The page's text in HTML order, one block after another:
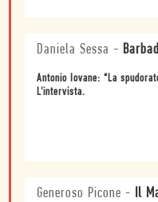
Daniela Sessa -
Antonio Iovane: “La
L'intervista.
Generoso Picone - Il